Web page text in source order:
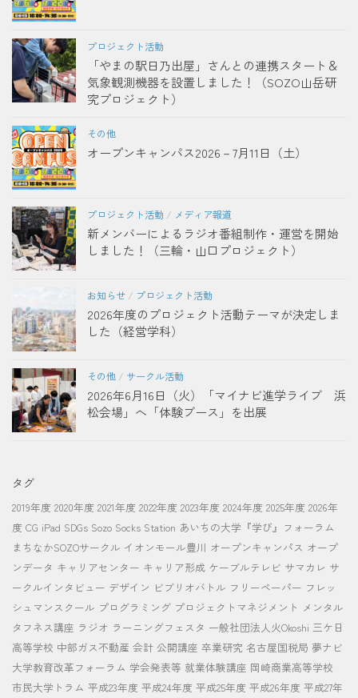
プロジェクト活動
「やまの駅日乃出屋」さんとの連携スタート＆
気象観測機器を設置しました！（SOZO山岳研
究プロジェクト）
その他
オープンキャンパス2026－7月11日（土）
プロジェクト活動 / メディア報道
新メンバーによるラジオ番組制作・運営を開始
しました！（三輪・山口プロジェクト）
お知らせ / プロジェクト活動
2026年度のプロジェクト活動テーマが決定しま
した（経営学科）
その他 / サークル活動
2026年6月16日（火）「マイナビ進学ライブ 浜
松会場」へ「体験ブース」を出展
タグ
2019年度 2020年度 2021年度 2022年度 2023年度 2024年度 2025年度 2026年
度 CG iPad SDGs Sozo Socks Station あいちの大学『学び』フォーラム
まちなかSOZOサークル イオンモール豊川 オープンキャンパス オープ
ンデータ キャリアセンター キャリア形成 ケーブルテレビ サマカレ サ
ークルインタビュー デザイン ビブリオバトル フリーペーパー フレッ
シュマンスクール プログラミング プロジェクトマネジメント メンタル
タフネス講座 ラジオ ラーニングフェスタ 一般社団法人火Okoshi 三ケ日
高等学校 中部ガス不動産 会計 公開講座 卒業研究 名古屋国税局 夢ナビ
大学教育改革フォーラム 学会発表等 就業体験講座 岡崎商業高等学校
市民大学トラム 平成23年度 平成24年度 平成25年度 平成26年度 平成27年